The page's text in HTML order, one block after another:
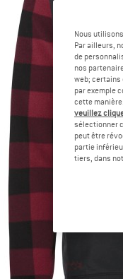
Nous
Par ailleurs,
de
nos
web; certains
par exemple
cette manière.
veuillez
sélectionner
peut être
partie
tiers, dans